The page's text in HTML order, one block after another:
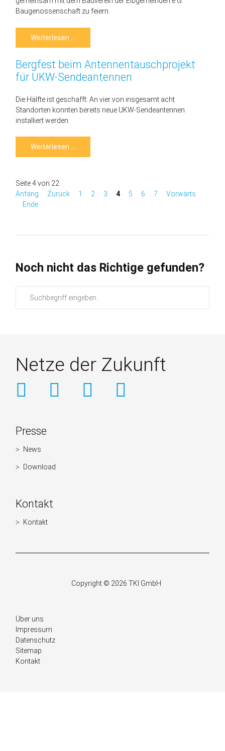
Baugenossenschaft zu feiern.
Weiterlesen …
Bauverein
der
Elbgemeinden
Bergfest beim Antennentauschprojekt
für UKW-Sendeantennen
Die Hälfte ist geschafft: An vier von insgesamt acht
Standorten konnten bereits neue UKW-Sendeantennen
installiert werden.
Weiterlesen …
Seite 4 von 22
Anfang
Zurück 1 2 3 4 5 6 7
Vorwärts
Ende
Noch nicht das Richtige gefunden?
Netze der Zukunft
Weitere
Informationen
Presse
Navigation
überspringen
News
Download
Kontakt
Navigation
Kontakt
Copyright © 2026 TKI GmbH
Navigation
überspringen
Über uns
Impressum
Datenschutz
Sitemap
Kontakt